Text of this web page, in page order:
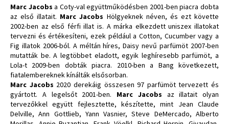
Marc Jacobs a Coty-val együttműködésben 2001-ben piacra dobta
az első illatait. Marc Jacobs Hölgyeknek néven, és ezt követte
2002-ben az első férfi illat is. A márka elkezdett uniszex illatokat
tervezni és értékesíteni, ezek például a Cotton, Cucumber vagy a
Fig illatok 2006-ból. A méltán híres, Daisy nevű parfümöt 2007-ben
mutatták be. A legtöbbet eladott, egyik leghíresebb parfümöt, a
Lola-t 2009-ben dobták piacra. 2010-ben a Bang következett,
fiatalembereknek kínálták elsősorban.
Marc Jacobs 2020 derekáig összesen 97 parfümöt tervezett és
gyártott. A legelsőt 2001-ben. Marc Jacobs az illatait olyan
tervezőkkel együtt fejlesztette, készítette, mint Jean Claude
Delville, Ann Gottlieb, Yann Vasnier, Steve DeMercado, Alberto